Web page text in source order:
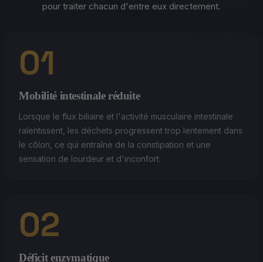
pour traiter chacun d'entre eux directement.
01
Mobilité intestinale réduite
Lorsque le flux biliaire et l'activité musculaire intestinale
ralentissent, les déchets progressent trop lentement dans
le côlon, ce qui entraîne de la constipation et une
sensation de lourdeur et d'inconfort.
02
Déficit enzymatique